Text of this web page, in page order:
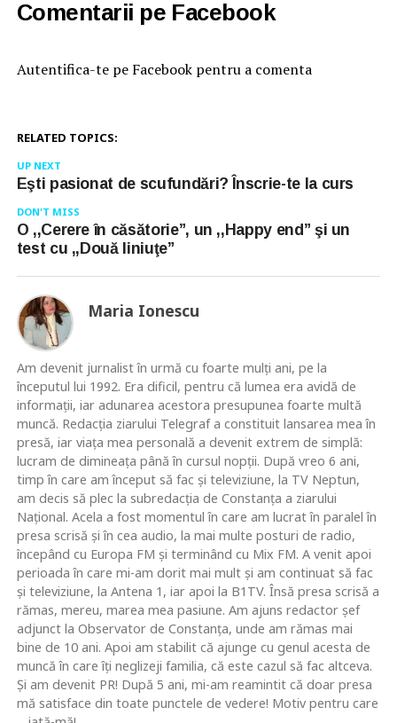
Comentarii pe Facebook
Autentifica-te pe Facebook pentru a comenta
RELATED TOPICS:
UP NEXT
Eşti pasionat de scufundări? Înscrie-te la curs
DON'T MISS
O ,,Cerere în căsătorie”, un ,,Happy end” şi un
test cu ,,Două liniuţe”
Maria Ionescu
Am devenit jurnalist în urmă cu foarte mulţi ani, pe la
începutul lui 1992. Era dificil, pentru că lumea era avidă de
informaţii, iar adunarea acestora presupunea foarte multă
muncă. Redacţia ziarului Telegraf a constituit lansarea mea în
presă, iar viaţa mea personală a devenit extrem de simplă:
lucram de dimineaţa până în cursul nopţii. După vreo 6 ani,
timp în care am început să fac şi televiziune, la TV Neptun,
am decis să plec la subredacţia de Constanţa a ziarului
Naţional. Acela a fost momentul în care am lucrat în paralel în
presa scrisă şi în cea audio, la mai multe posturi de radio,
începând cu Europa FM şi terminând cu Mix FM. A venit apoi
perioada în care mi-am dorit mai mult şi am continuat să fac
şi televiziune, la Antena 1, iar apoi la B1TV. Însă presa scrisă a
rămas, mereu, marea mea pasiune. Am ajuns redactor şef
adjunct la Observator de Constanţa, unde am rămas mai
bine de 10 ani. Apoi am stabilit că ajunge cu genul acesta de
muncă în care îţi neglizeji familia, că este cazul să fac altceva.
Şi am devenit PR! După 5 ani, mi-am reamintit că doar presa
mă satisface din toate punctele de vedere! Motiv pentru care